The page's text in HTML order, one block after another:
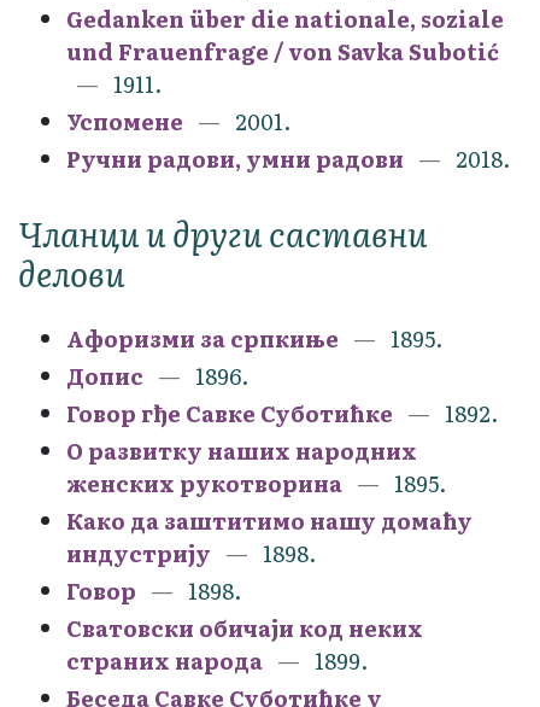
Gedanken über die nationale, soziale
und Frauenfrage / von Savka Subotić
1911.
Успомене
2001.
Ручни радови, умни радови
2018.
Чланци и други саставни
делови
Афоризми за српкиње
1895.
Допис
1896.
Говор гђе Савке Суботићке
1892.
О развитку наших народних
женских рукотворина
1895.
Како да заштитимо нашу домаћу
индустрију
1898.
Говор
1898.
Сватовски обичаји код неких
страних народа
1899.
Беседа Савке Суботићке у